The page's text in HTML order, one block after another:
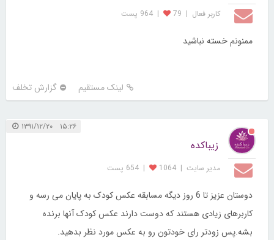
کاربر فعال |
79
| 964 پست
ممنونم خسته نباشید
لینک مستقیم گزارش تخلف
۱۵:۲۶ ۱۳۹۱/۱۲/۲۰
زیباکده
مدیر سایت |
1064
| 654 پست
دوستان عزیز تا 6 روز دیگه مسابقه عکس کودک به پایان می رسه و
کاربرهای زیادی هستند که دوست دارند عکس کودک آنها برنده
بشه.پس زودتر رای خودتون رو به عکس مورد نظر بدهید.